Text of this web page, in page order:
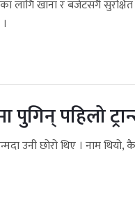
लागि खाना र बजेटसँगै
पुगिन् पहिलो
उनी छोरो थिए । नाम